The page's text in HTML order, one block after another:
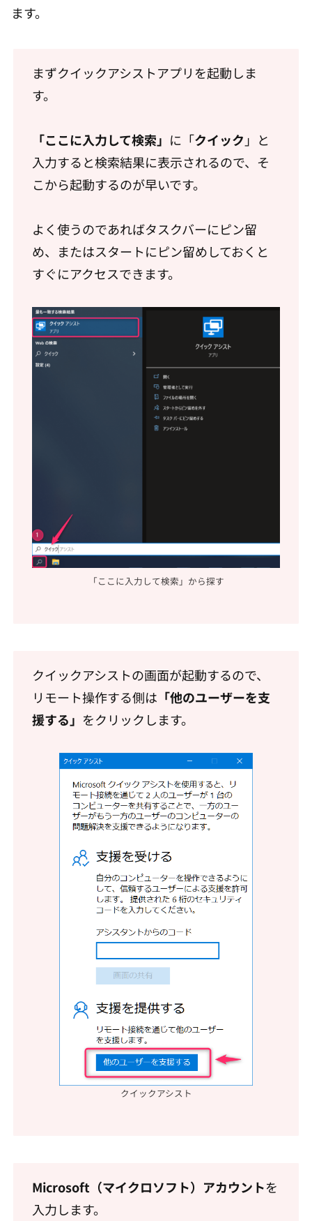
ます。
まずクイックアシストアプリを起動しま
す。
「ここに入力して検索」 に「クイック 」と
入力すると検索結果に表示されるので、そ
こから起動するのが早いです。
よく使うのであればタスクバーにピン留
め、またはスタートにピン留めしておくと
すぐにアクセスできます。
「ここに入力して検索」から探す
クイックアシストの画面が起動するので、
リモート操作する側は 「他のユーザーを支
援する」 をクリックします。
クイックアシスト
Microsoft（マイクロソフト）アカウントを
入力します。